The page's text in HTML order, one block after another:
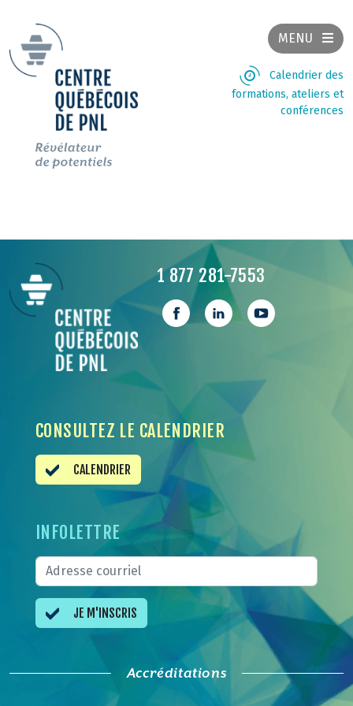
MENU
Calendrier des
formations, ateliers et
conférences
1 877 281-7553
CONSULTEZ LE CALENDRIER
CALENDRIER
INFOLETTRE
JE M'INSCRIS
Accréditations